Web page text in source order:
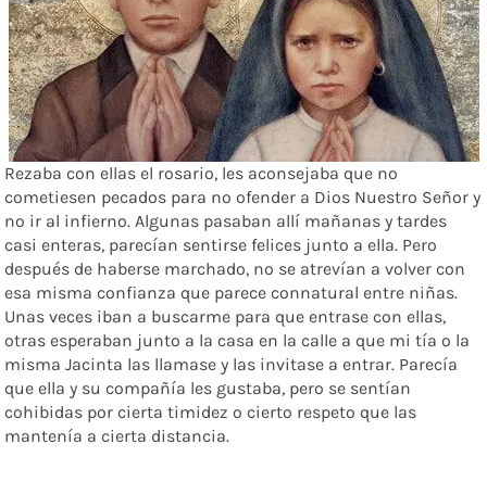
Rezaba con ellas el rosario, les aconsejaba que no
cometiesen pecados para no ofender a Dios Nuestro Señor y
no ir al infierno. Algunas pasaban allí mañanas y tardes
casi enteras, parecían sentirse felices junto a ella. Pero
después de haberse marchado, no se atrevían a volver con
esa misma confianza que parece connatural entre niñas.
Unas veces iban a buscarme para que entrase con ellas,
otras esperaban junto a la casa en la calle a que mi tía o la
misma Jacinta las llamase y las invitase a entrar. Parecía
que ella y su compañía les gustaba, pero se sentían
cohibidas por cierta timidez o cierto respeto que las
mantenía a cierta distancia.